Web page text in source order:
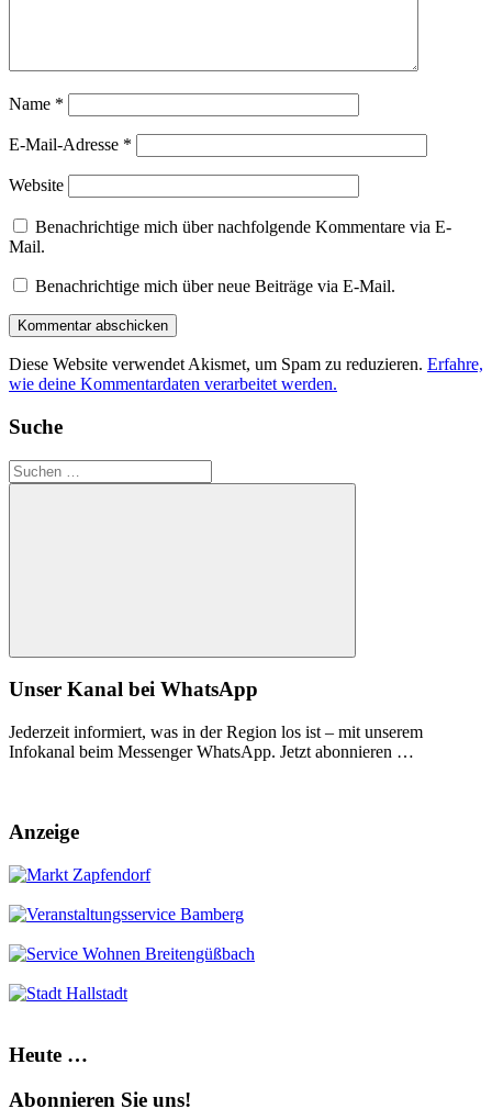
Name *
E-Mail-Adresse *
Website
Benachrichtige mich über nachfolgende Kommentare via E-
Mail.
Benachrichtige mich über neue Beiträge via E-Mail.
Diese Website verwendet Akismet, um Spam zu reduzieren. Erfahre,
wie deine Kommentardaten verarbeitet werden.
Suche
Suchen
nach:
Suchen
Unser Kanal bei WhatsApp
Jederzeit informiert, was in der Region los ist – mit unserem
Infokanal beim Messenger WhatsApp. Jetzt abonnieren …
Anzeige
Heute …
Abonnieren Sie uns!